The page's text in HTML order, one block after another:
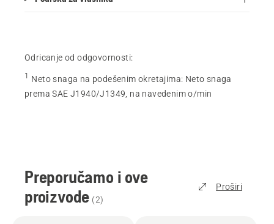
Odricanje od odgovornosti:
1 Neto snaga na podešenim okretajima: Neto snaga
prema SAE J1940/J1349, na navedenim o/min
Preporučamo i ove
proizvode (2)
Proširi